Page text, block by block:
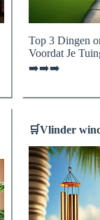
Top 3 Dingen
Voordat Je
➡️➡️➡️
🛒Vlinder